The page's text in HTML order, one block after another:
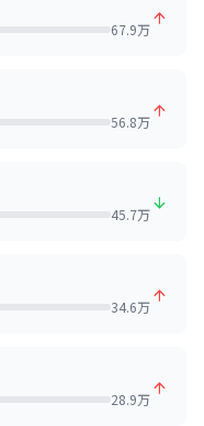
67.9万
56.8万
45.7万
34.6万
28.9万